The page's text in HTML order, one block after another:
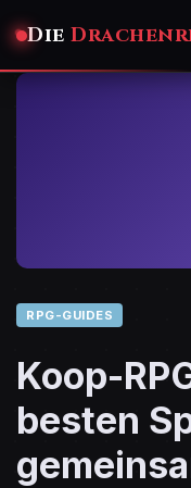
Die
RPG-GUIDES
Koop-
besten